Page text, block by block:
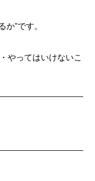
”です。
やってはいけないこ